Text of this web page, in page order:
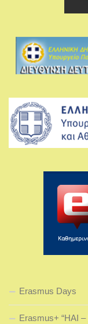
Erasmus Days
Erasmus+ “HAI